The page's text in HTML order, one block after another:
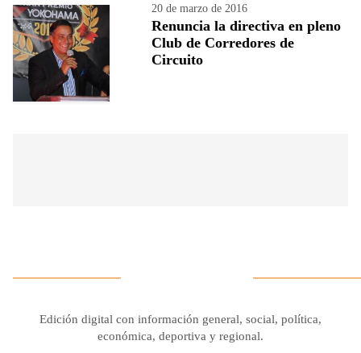
20 de marzo de 2016
Renuncia la directiva en pleno
Club de Corredores de
Circuito
Edición digital con información general, social, política,
económica, deportiva y regional.